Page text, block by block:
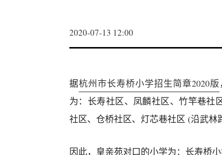
2020-07-13 12:00
据杭州市长寿桥小学招生简章2020版
为：长寿社区、凤麟社区、竹竿巷社
社区、仓桥社区、灯芯巷社区 (沿武林
因此，皇亲苑对口的小学为：长寿桥